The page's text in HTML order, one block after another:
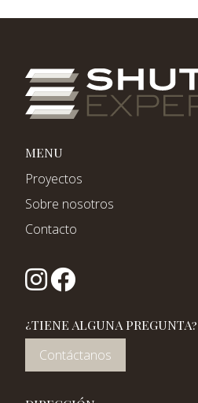
MENU
Proyectos
Sobre nosotros
Contacto
¿TIENE ALGUNA PREGUNTA?
Contáctanos